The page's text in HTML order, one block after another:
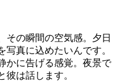
その瞬間の空気感。夕日
真に込めたいんです。
かに告げる感覚。夜景で
彼は話します。